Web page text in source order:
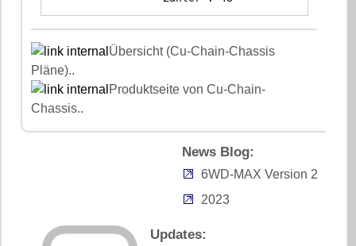
Übersicht (Cu-Chain-Chassis
Pläne)..
Produktseite von Cu-Chain-
Chassis..
News Blog:
6WD-MAX Version 2
2023
Updates: